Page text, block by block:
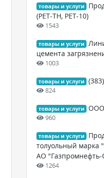
товары и услуги
(РЕТ-ТН, РЕТ-10)
1543
товары и услуги
цемента
1003
товары и услуги
824
товары и услуги ООО
960
товары и услуги
толуольный марка
АО
1264